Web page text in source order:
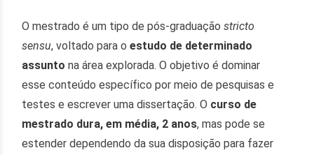
O mestrado é um tipo de pós-graduaçãostricto
sensu, voltado para oestudo de determinado
assunto na área explorada. O objetivo é dominar
esse conteúdo específico por meio de pesquisas e
testes e escrever uma dissertação. O curso de
mestrado dura, em média, 2 anos, mas pode se
estender dependendo da sua disposição para fazer